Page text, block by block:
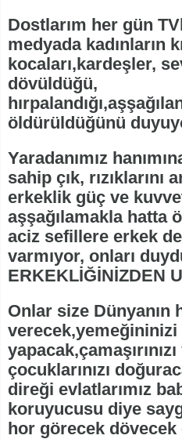
Dostlarım her gün
medyada kadınların
kocaları,kardeşler,
dövüldüğü,
öldürüldüğünü
Yaradanımız
sahip çık,
erkeklik güç ve
aşşağılamakla hatta
aciz sefillere erkek
varmıyor, onları
ERKEKLİĞİNİZDEN
Onlar size Dünyanın
verecek,yemeğininizi
çocuklarınızı
direği evlatlarımız
koruyucusu diye
hor görecek